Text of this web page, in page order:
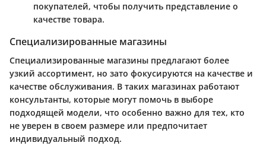
покупателей, чтобы получить представление о
качестве товара.
Специализированные магазины
Специализированные магазины предлагают более
узкий ассортимент, но зато фокусируются на качестве и
качестве обслуживания. В таких магазинах работают
консультанты, которые могут помочь в выборе
подходящей модели, что особенно важно для тех, кто
не уверен в своем размере или предпочитает
индивидуальный подход.